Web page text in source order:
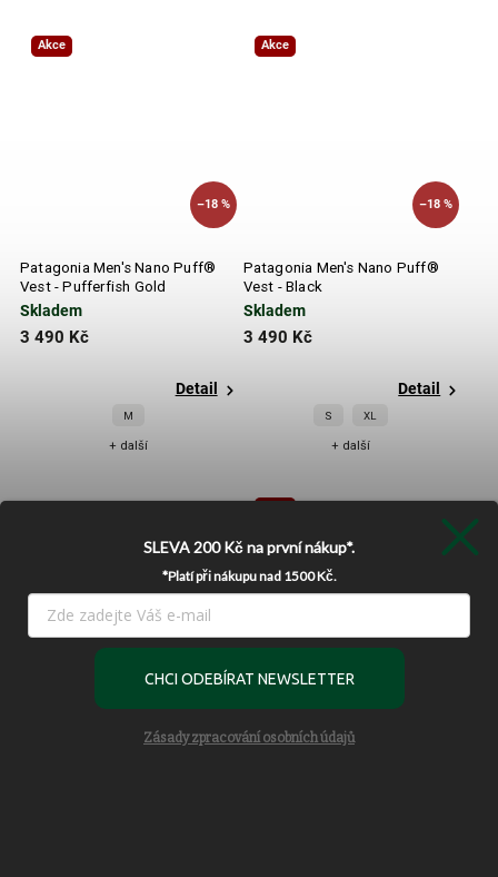
Používáme cookies, abychom Vám umožnili pohodlné prohlížení
funkce, výkon a použitelnost.Více informací
Akce
–18 %
Patagonia Men's Nano Puff®
Vest - Pufferfish Gold
Skladem
3 490 Kč
Detail
M
+ další
Akce
–18 %
Patagonia Men's Nano Puff®
Vest - Black
Skladem
3 490 Kč
Detail
S XL
+ další
Deus Ex Machina Venice Coach
Voited Dry Coat Ocean Navy
SLEVA 200 Kčna první nákup*.
*Platí při nákupu nad 1500 Kč.
CHCI ODEBÍRAT NEWSLETTER
Zásady zpracování osobních údajů